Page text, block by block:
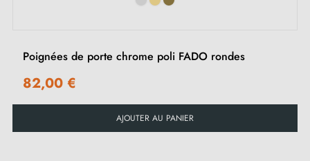
Découvrez notre gamme depoignées de porte en
Poignées de porte chrome poli FADO rondes
82,00 €
AJOUTER AU PANIER